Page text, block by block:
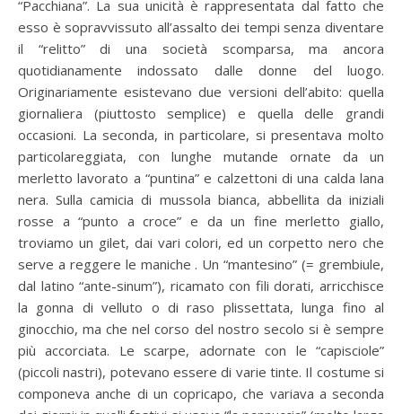
“Pacchiana”. La sua unicità è rappresentata dal fatto che
esso è sopravvissuto all’assalto dei tempi senza diventare
il “relitto” di una società scomparsa, ma ancora
quotidianamente indossato dalle donne del luogo.
Originariamente esistevano due versioni dell’abito: quella
giornaliera (piuttosto semplice) e quella delle grandi
occasioni. La seconda, in particolare, si presentava molto
particolareggiata, con lunghe mutande ornate da un
merletto lavorato a “puntina” e calzettoni di una calda lana
nera. Sulla camicia di mussola bianca, abbellita da iniziali
rosse a “punto a croce” e da un fine merletto giallo,
troviamo un gilet, dai vari colori, ed un corpetto nero che
serve a reggere le maniche . Un “mantesino” (= grembiule,
dal latino “ante-sinum”), ricamato con fili dorati, arricchisce
la gonna di velluto o di raso plissettata, lunga fino al
ginocchio, ma che nel corso del nostro secolo si è sempre
più accorciata. Le scarpe, adornate con le “capisciole”
(piccoli nastri), potevano essere di varie tinte. Il costume si
componeva anche di un copricapo, che variava a seconda